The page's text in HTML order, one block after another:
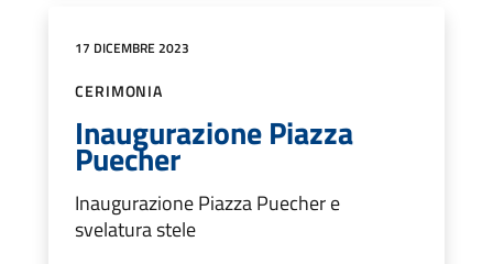
17 DICEMBRE 2023
CERIMONIA
Inaugurazione Piazza
Puecher
Inaugurazione Piazza Puecher e
svelatura stele